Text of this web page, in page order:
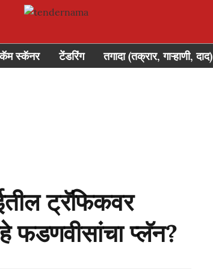
स्कॅनर टेंडरिंग तगादा (तक्रार, गाऱ्हाणी, दाद)
ट्रॅफिकवर
फडणवीसांचा प्लॅन?